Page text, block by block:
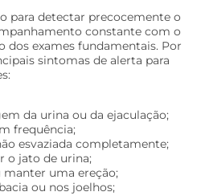
para detectar precocemente o
constante com o
dos exames fundamentais. Por
sintomas de alerta para
da urina ou da ejaculação;
frequência;
esvaziada completamente;
o jato de urina;
uma ereção;
ou nos joelhos;